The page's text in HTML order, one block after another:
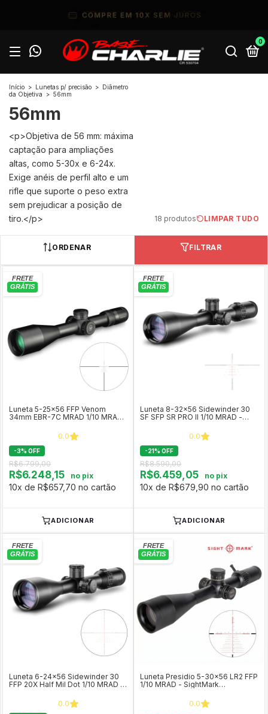
0
Início > Lunetas p/ precisão >
Diâmetro
da Objetiva
> 56mm
56mm
<p>Objetiva de 56 mm: máxima
captação para ampliações
altas, como 5-30x e 6-24x.
Exige anéis de perfil alto e um
rifle que suporte o peso extra
sem prejudicar a posição de
tiro.</p>
18 produtos LIMPAR TUDO
ORDENAR FILTRAR
Luneta 5-25x56 FFP Venom
34mm EBR-7C MRAD 1/10 MRAD-
0.0
-3% OFF
R$6.799,00
R$6.248,15 no pix
10x de R$657,70 no cartão
ADICIONAR
Luneta 8-32x56 Sidewinder 30
SF SFP SR PRO II 1/10 MRAD -
0.0
-21% OFF
R$8.590,00
R$6.459,05 no pix
10x de R$679,90 no cartão
ADICIONAR
Luneta 6-24x56 Sidewinder 30
FFP 20X Half Mil Dot 1/10 MRAD -
0.0
Luneta Presidio 5-30x56 LR2 FFP
1/10 MRAD - SightMark
0.0